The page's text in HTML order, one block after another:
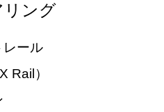
リング
レール
Rail）